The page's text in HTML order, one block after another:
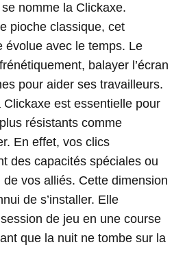
nomme la Clickaxe.
pioche classique, cet
évolue avec le temps. Le
balayer l’écran
pour aider ses travailleurs.
Clickaxe est essentielle pour
résistants comme
En effet, vos clics
des capacités spéciales ou
vos alliés. Cette dimension
de s’installer. Elle
de jeu en une course
que la nuit ne tombe sur la